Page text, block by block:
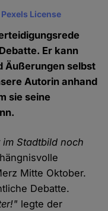
Pexels License
Er kann
Äußerungen selbst
Autorin anhand
sie seine
Stadtbild noch
Mitte Oktober.
Debatte.
legte der